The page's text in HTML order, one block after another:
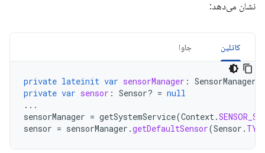
نشان می‌دهد:
کاتلین جاوا
private lateinit var sensorManager : SensorManager
private var sensor : Sensor? = null
...
sensorManager = getSystemService(Context.
sensor = sensorManager .getDefaultSensor(Sensor .